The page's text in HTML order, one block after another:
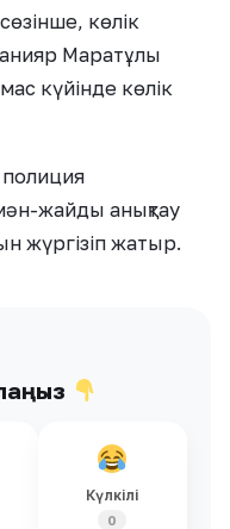
көлік
Маратұлы
күйінде көлік
полиция
жайды анықтау
жүргізіп жатыр.
Күлкілі
0